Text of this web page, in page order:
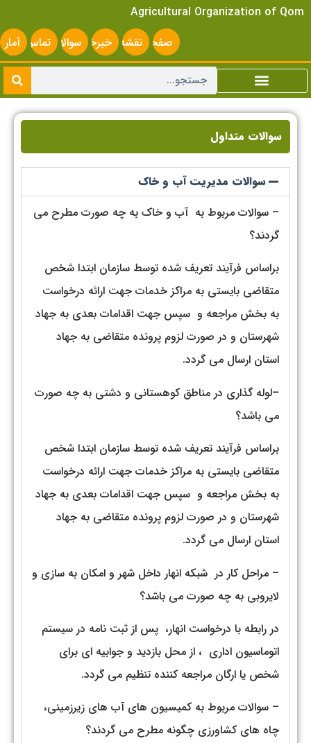
Agricultural Organization of Qom
صفحه
اصلی
نقشه
سایت
خبرخوانسوالات
متداول
تماس
با ما
آمار
سوالات متداول
سوالات مدیریت آب و خاک
– سوالات مربوط به آب و خاك به چه صورت مطرح می
گردند؟
براساس فرآيند تعريف شده توسط سازمان ابتدا شخص
متقاضي بايستي به مراكز خدمات جهت ارائه درخواست
به بخش مراجعه و سپس جهت اقدامات بعدي به جهاد
شهرستان و در صورت لزوم پرونده متقاضي به جهاد
استان ارسال مي گردد.
–لوله گذاري در مناطق كوهستاني و دشتي به چه صورت
می باشد؟
براساس فرآيند تعريف شده توسط سازمان ابتدا شخص
متقاضي بايستي به مراكز خدمات جهت ارائه درخواست
به بخش مراجعه و سپس جهت اقدامات بعدي به جهاد
شهرستان و در صورت لزوم پرونده متقاضي به جهاد
استان ارسال مي گردد.
– مراحل کار در شبكه انهار داخل شهر و امكان به سازي و
لايروبي به چه صورت می باشد؟
در رابطه با درخواست انهار، پس از ثبت نامه در سيستم
اتوماسيون اداري ، از محل بازديد و جوابيه اي براي
شخص يا ارگان مراجعه كننده تنظيم مي گردد.
– سوالات مربوط به كميسيون هاي آب هاي زيرزميني،
چاه هاي كشاورزي چگونه مطرح می گردند؟